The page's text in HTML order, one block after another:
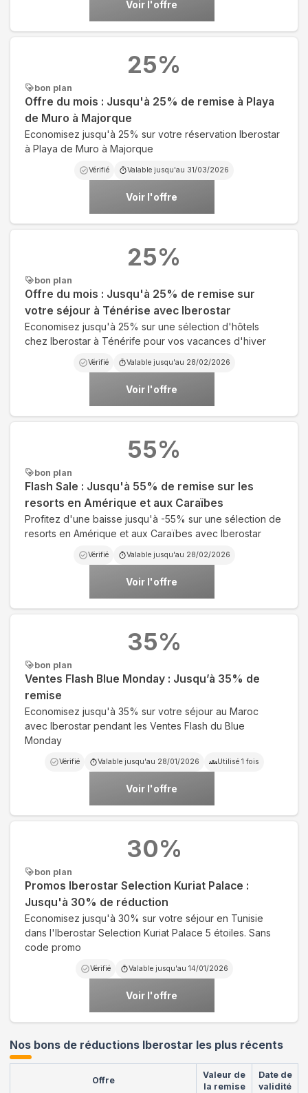
Voir l'offre
bon plan
Offre du mois : Jusqu'à 25% de remise à Playa
de Muro à Majorque
Economisez jusqu'à 25% sur votre réservation Iberostar
à Playa de Muro à Majorque
Vérifié Valable jusqu'au 31/03/2026
Voir l'offre
25%
bon plan
Offre du mois : Jusqu'à 25% de remise sur
votre séjour à Ténérise avec Iberostar
Economisez jusqu'à 25% sur une sélection d'hôtels
chez Iberostar à Ténérife pour vos vacances d'hiver
Vérifié Valable jusqu'au 28/02/2026
Voir l'offre
25%
bon plan
Flash Sale : Jusqu'à 55% de remise sur les
resorts en Amérique et aux Caraïbes
Profitez d'une baisse jusqu'à -55% sur une sélection de
resorts en Amérique et aux Caraïbes avec Iberostar
Vérifié Valable jusqu'au 28/02/2026
Voir l'offre
55%
bon plan
Ventes Flash Blue Monday : Jusqu’à 35% de
remise
Economisez jusqu'à 35% sur votre séjour au Maroc
avec Iberostar pendant les Ventes Flash du Blue
Monday
Vérifié Valable jusqu'au 28/01/2026 Utilisé 1 fois
Voir l'offre
35%
bon plan
Promos Iberostar Selection Kuriat Palace :
Jusqu'à 30% de réduction
Economisez jusqu'à 30% sur votre séjour en Tunisie
dans l'Iberostar Selection Kuriat Palace 5 étoiles. Sans
code promo
Vérifié Valable jusqu'au 14/01/2026
Voir l'offre
30%
Nos bons de réductions Iberostar les plus récents
Offre
Valeur de
la remise
Date de
validité